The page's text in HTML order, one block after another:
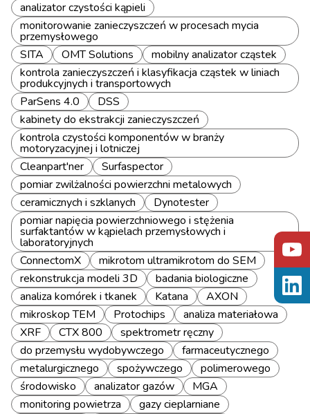
analizator czystości kąpieli
monitorowanie zanieczyszczeń w procesach mycia
przemysłowego
SITA
OMT Solutions
mobilny analizator cząstek
kontrola zanieczyszczeń i klasyfikacja cząstek w liniach
produkcyjnych i transportowych
ParSens 4.0
DSS
kabinety do ekstrakcji zanieczyszczeń
kontrola czystości komponentów w branży
motoryzacyjnej i lotniczej
Cleanpart'ner
Surfaspector
pomiar zwilżalności powierzchni metalowych
ceramicznych i szklanych
Dynotester
pomiar napięcia powierzchniowego i stężenia
surfaktantów w kąpielach przemysłowych i
laboratoryjnych
ConnectomX
mikrotom ultramikrotom do SEM
rekonstrukcja modeli 3D
badania biologiczne
analiza komórek i tkanek
Katana
AXON
mikroskop TEM
Protochips
analiza materiałowa
XRF
CTX 800
spektrometr ręczny
do przemysłu wydobywczego
farmaceutycznego
metalurgicznego
spożywczego
polimerowego
środowisko
analizator gazów
MGA
monitoring powietrza
gazy cieplarniane